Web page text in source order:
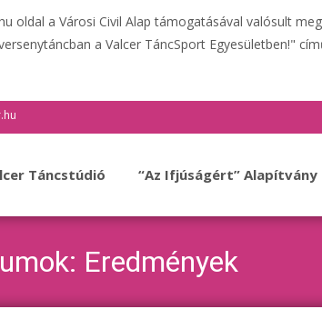
oldal a Városi Civil Alap támogatásával valósult
a Valcer TáncSport Egyesületben!"
Táncstúdió “Az Ifjúságért” Alapítvány
Eredmények